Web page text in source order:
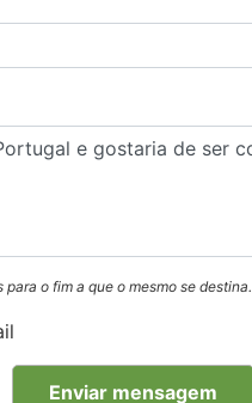
o fim a que o mesmo se destina.